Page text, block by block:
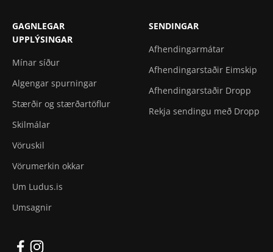
GAGNLEGAR
UPPLÝSINGAR
Mínar síður
Algengar spurningar
Stærðir og stærðartöflur
Skilmálar
Vöruskil
Vörumerkin okkar
Um Ludus.is
Umsagnir
SENDINGAR
Afhendingarmátar
Afhendingarstaðir Eimskip
Afhendingarstaðir Dropp
Rekja sendingu með Dropp